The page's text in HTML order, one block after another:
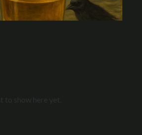
to show here yet.